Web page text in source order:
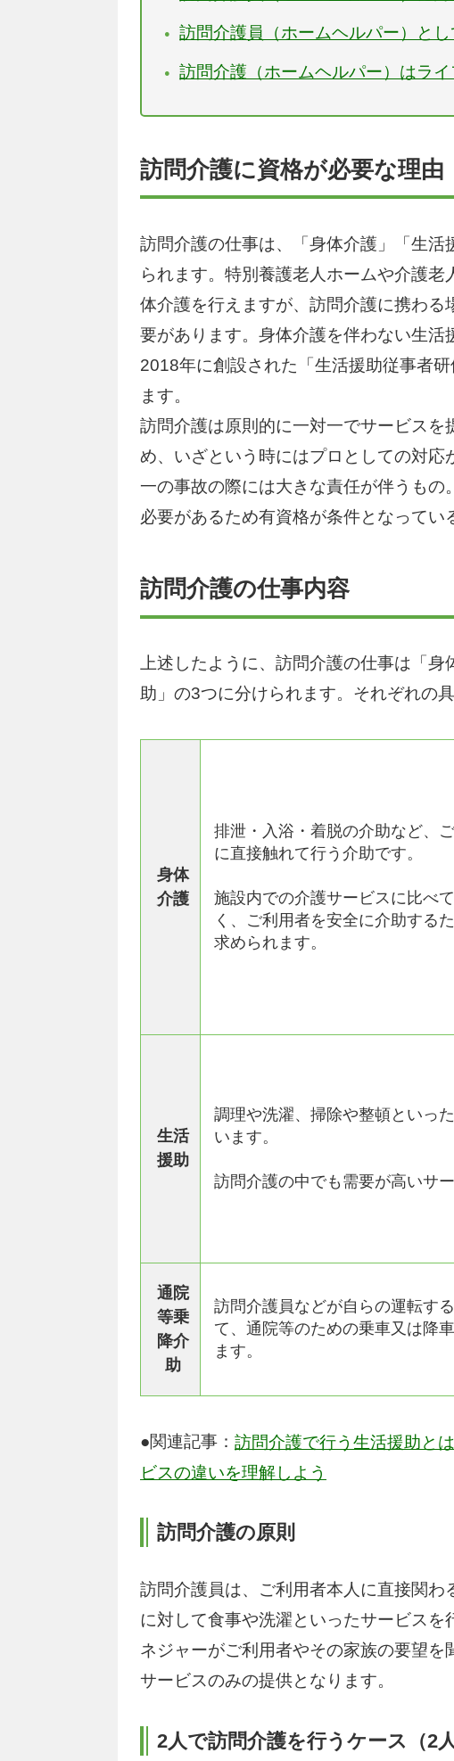
訪問介護員（ホームヘルパー）と
訪問介護（ホームヘルパー）はラ
訪問介護に資格が必要な理由
訪問介護の仕事は、「身体介護」「生
られます。特別養護老人ホームや介護
体介護を行えますが、訪問介護に携わ
要があります。身体介護を伴わない生活
2018年に創設された「生活援助従事者
ます。
訪問介護は原則的に一対一でサービスを
め、いざという時にはプロとしての対
一の事故の際には大きな責任が伴うも
必要があるため有資格が条件となってい
訪問介護の仕事内容
上述したように、訪問介護の仕事は「
助」の3つに分けられます。それぞれの
身体
介護
排泄・入浴・着脱の介助など、
に直接触れて行う介助です。
施設内での介護サービスに比べ
く、ご利用者を安全に介助する
求められます。
生活
援助
調理や洗濯、掃除や整頓といっ
います。
訪問介護の中でも需要が高いサー
通院
等乗
降介
助
訪問介護員などが自らの運転す
て、通院等のための乗車又は降
ます。
●関連記事： 訪問介護で行う生活援助と
ビスの違いを理解しよう
訪問介護の原則
訪問介護員は、ご利用者本人に直接関
に対して食事や洗濯といったサービス
ネジャーがご利用者やその家族の要望
サービスのみの提供となります。
2人で訪問介護を行うケース（2